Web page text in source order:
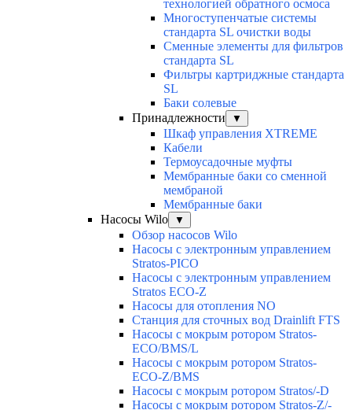
технологией обратного осмоса
Многоступенчатые системы
стандарта SL очистки воды
Cменные элементы для фильтров
стандарта SL
Фильтры картриджные стандарта
SL
Баки солевые
Принадлежности
▼
Шкаф управления XTREME
Кабели
Термоусадочные муфты
Мембранные баки со сменной
мембраной
Мембранные баки
Насосы Wilo
▼
Обзор насосов Wilo
Насосы с электронным управлением
Stratos-PICO
Насосы с электронным управлением
Stratos ECO-Z
Насосы для отопления NO
Станция для сточных вод Drainlift FTS
Насосы с мокрым ротором Stratos-
ECO/BMS/L
Насосы с мокрым ротором Stratos-
ECO-Z/BMS
Насосы с мокрым ротором Stratos/-D
Насосы с мокрым ротором Stratos-Z/-